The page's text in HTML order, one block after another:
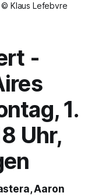
Klaus Lefebvre
-
1.
Uhr,
Aaron